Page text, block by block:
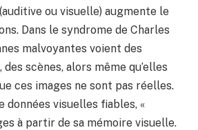
(auditive ou visuelle) augmente le
Dans le syndrome de Charles
malvoyantes voient des
scènes, alors même qu’elles
ces images ne sont pas réelles.
données visuelles fiables, «
à partir de sa mémoire visuelle.